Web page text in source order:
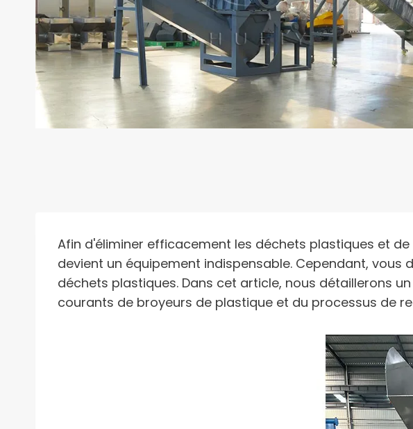
Afin d'éliminer efficacement les déchets plastiques et
devient un équipement indispensable. Cependant,
déchets plastiques. Dans cet article, nous détaillerons
courants de broyeurs de plastique et du processus de